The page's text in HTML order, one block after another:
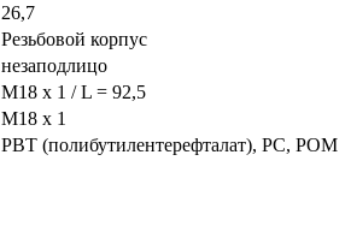
26,7
Резьбовой корпус
незаподлицо
M18 x 1 / L = 92,5
M18 x 1
PBT (полибутилентерефталат), PC, POM